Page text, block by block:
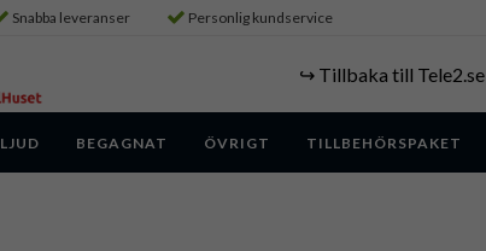
Snabba leveranser Personlig kundservice
↪️ Tillbaka till Tele2.se
LJUD BEGAGNAT ÖVRIGT TILLBEHÖRSPAKET